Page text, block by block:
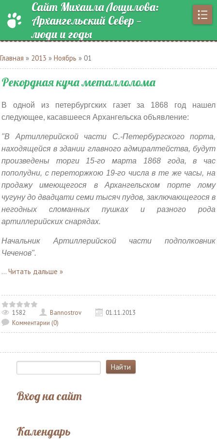
Сайт Михаила Лощилова:
Архангельский Север —
люди и годы
Главная » 2013 » Ноябрь » 01
Рекордная куча металлолома
В одной из петербургских газет за 1868 год нашел
следующее, касавшееся Архангельска объявление:
"В Артиллерийской части С.-Петербургского порта,
находящейся в здании главного адмиралтейства, будут
произведены торги 15-го марта 1868 года, в час
пополудни, с переторжкою 19-го числа в те же часы, на
продажу имеющегося в Архангельском порте лому
чугуну до двадцати семи тысяч пудов, заключающегося в
негодных сломанных пушках и разного рода
артиллерийских снарядах.
Начальник Артиллерийской части подполковник
Чеченов".
... Читать дальше »
1582 Bannostrov
01.11.2013
Комментарии (0)
Вход на сайт
Календарь